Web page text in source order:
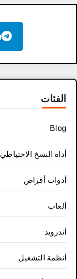
الفئات
Blog
أداة النسخ الاحتياطي
أدوات أقراص
ألعاب
أندرويد
أنظمة التشغيل